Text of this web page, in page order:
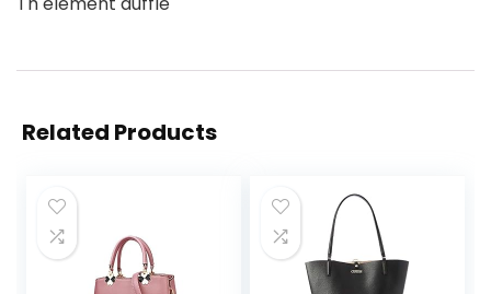
Related Products